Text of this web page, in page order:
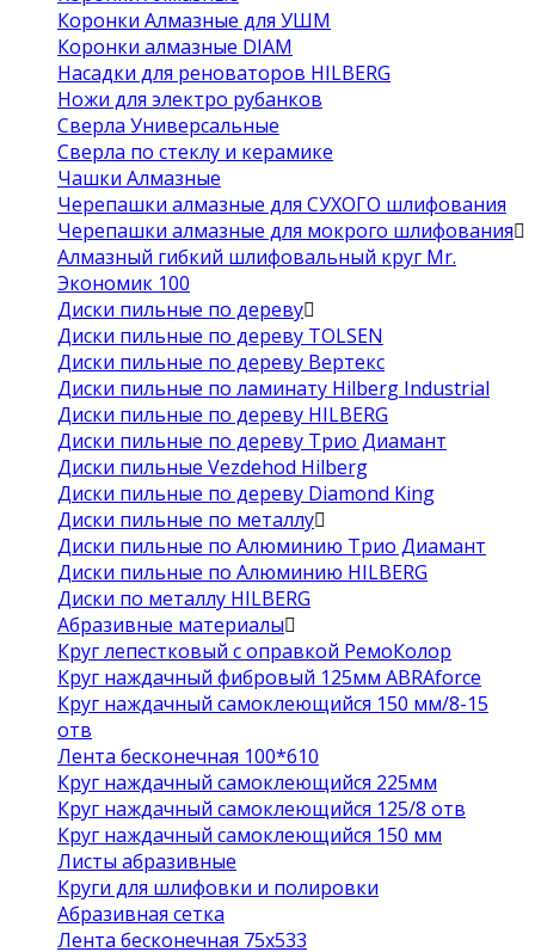
Коронки Алмазные для УШМ
Коронки алмазные DIAM
Насадки для реноваторов HILBERG
Ножи для электро рубанков
Сверла Универсальные
Сверла по стеклу и керамике
Чашки Алмазные
Черепашки алмазные для СУХОГО шлифования
Черепашки алмазные для мокрого шлифования
Алмазный гибкий шлифовальный круг Mr.
Экономик 100
Диски пильные по дереву
Диски пильные по дереву TOLSEN
Диски пильные по дереву Вертекс
Диски пильные по ламинату Hilberg Industrial
Диски пильные по дереву HILBERG
Диски пильные по дереву Трио Диамант
Диски пильные Vezdehod Hilberg
Диски пильные по дереву Diamond King
Диски пильные по металлу
Диски пильные по Алюминию Трио Диамант
Диски пильные по Алюминию HILBERG
Диски по металлу HILBERG
Абразивные материалы
Круг лепестковый с оправкой РемоКолор
Круг наждачный фибровый 125мм ABRAforce
Круг наждачный самоклеющийся 150 мм/8-15
отв
Лента бесконечная 100*610
Круг наждачный самоклеющийся 225мм
Круг наждачный самоклеющийся 125/8 отв
Круг наждачный самоклеющийся 150 мм
Листы абразивные
Круги для шлифовки и полировки
Абразивная сетка
Лента бесконечная 75х533